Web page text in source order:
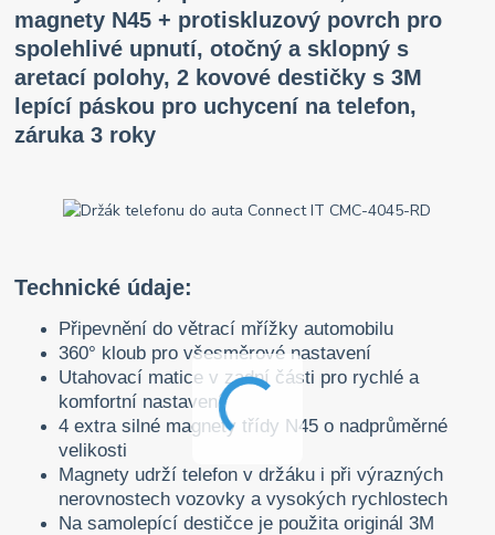
magnety N45 + protiskluzový povrch pro
spolehlivé upnutí, otočný a sklopný s
aretací polohy, 2 kovové destičky s 3M
lepící páskou pro uchycení na telefon,
záruka 3 roky
Technické údaje:
Připevnění do větrací mřížky automobilu
360° kloub pro všesměrové nastavení
Utahovací matice v zadní části pro rychlé a
komfortní nastavení
4 extra silné magnety třídy N45 o nadprůměrné
velikosti
Magnety udrží telefon v držáku i při výrazných
nerovnostech vozovky a vysokých rychlostech
Na samolepící destičce je použita originál 3M